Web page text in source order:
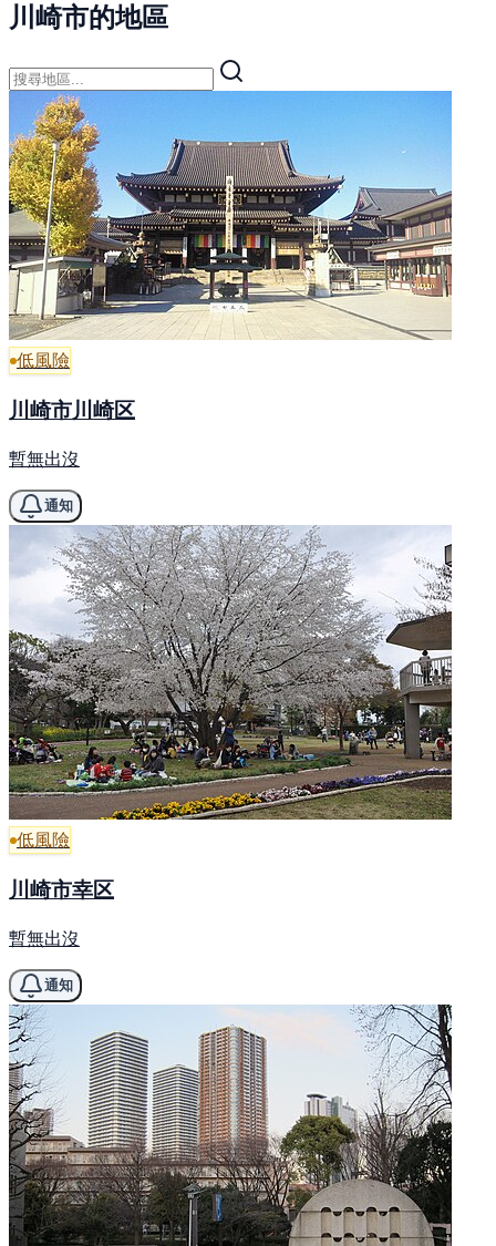
川崎市的地區
低風險
川崎市川崎区
暫無出沒
通知
低風險
川崎市幸区
暫無出沒
通知